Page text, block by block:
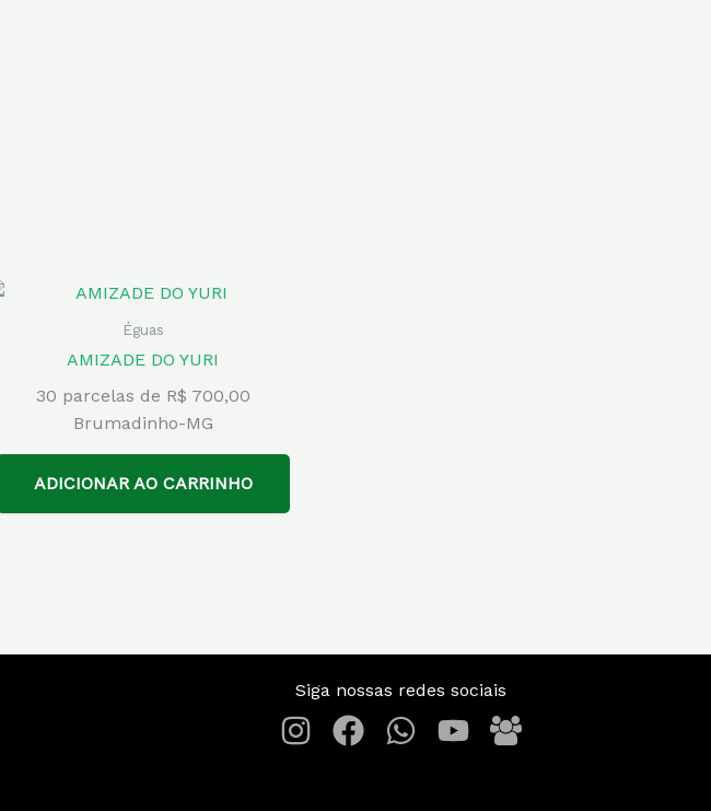
Éguas
AMIZADE DO YURI
30 parcelas de R$ 700,00
Brumadinho-MG
ADICIONAR AO CARRINHO
Siga nossas redes sociais